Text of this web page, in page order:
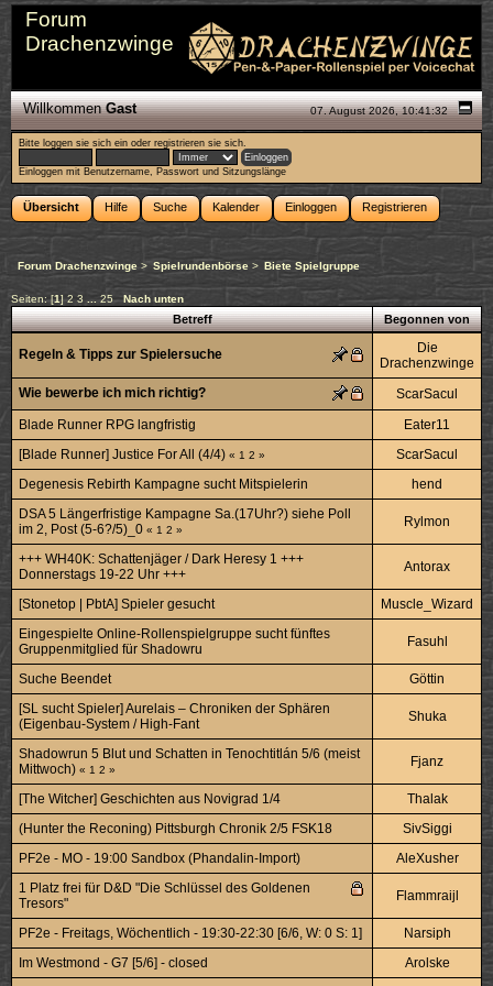
Forum
Drachenzwinge
07. August 2026, 10:41:32
WillkommenGast
Bitte loggen sie sich ein oderregistrieren sie sich.
Einloggen mit Benutzername, Passwort und Sitzungslänge
Übersicht Hilfe Suche Kalender Einloggen Registrieren
Forum Drachenzwinge > Spielrundenbörse> Biete Spielgruppe
Seiten: [1]2 3 ... 25 Nach unten
Betreff Begonnen von
Regeln & Tipps zur Spielersuche
Die
Drachenzwinge
Wie bewerbe ich mich richtig?
ScarSacul
Blade Runner RPG langfristig
Eater11
[Blade Runner] Justice For All (4/4) « 1 2 »
ScarSacul
Degenesis Rebirth Kampagne sucht Mitspielerin
hend
DSA 5 Längerfristige Kampagne Sa.(17Uhr?) siehe Poll
im 2, Post (5-6?/5)_0 « 1 2 »
Rylmon
+++ WH40K: Schattenjäger / Dark Heresy 1 +++
Donnerstags 19-22 Uhr +++
Antorax
[Stonetop | PbtA] Spieler gesucht
Muscle_Wizard
Eingespielte Online-Rollenspielgruppe sucht fünftes
Gruppenmitglied für Shadowru
Fasuhl
Suche Beendet
Göttin
[SL sucht Spieler] Aurelais – Chroniken der Sphären
(Eigenbau-System / High-Fant
Shuka
Shadowrun 5 Blut und Schatten in Tenochtitlán 5/6 (meist
Mittwoch) « 1 2 »
Fjanz
[The Witcher] Geschichten aus Novigrad 1/4
Thalak
(Hunter the Reconing) Pittsburgh Chronik 2/5 FSK18
SivSiggi
PF2e - MO - 19:00 Sandbox (Phandalin-Import)
AleXusher
1 Platz frei für D&D "Die Schlüssel des Goldenen
Tresors"
Flammraijl
PF2e - Freitags, Wöchentlich - 19:30-22:30 [6/6, W: 0 S: 1]
Narsiph
Im Westmond - G7 [5/6] - closed
Arolske